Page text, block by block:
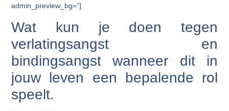
admin_preview_bg=”]
Wat kun je doen tegen
verlatingsangst en
bindingsangst wanneer dit in
jouw leven een bepalende rol
speelt.